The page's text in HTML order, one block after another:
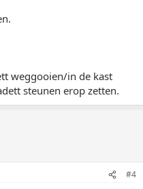
weggooien/in de kast
steunen erop zetten.
#4